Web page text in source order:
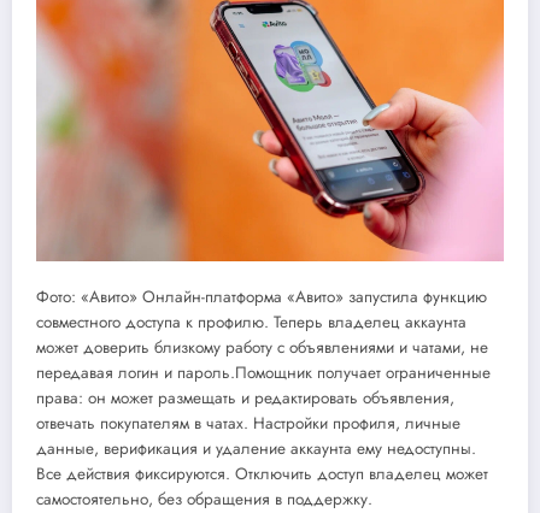
Фото: «Авито» Онлайн-платформа «Авито» запустила функцию
совместного доступа к профилю. Теперь владелец аккаунта
может доверить близкому работу с объявлениями и чатами, не
передавая логин и пароль.Помощник получает ограниченные
права: он может размещать и редактировать объявления,
отвечать покупателям в чатах. Настройки профиля, личные
данные, верификация и удаление аккаунта ему недоступны.
Все действия фиксируются. Отключить доступ владелец может
самостоятельно, без обращения в поддержку.